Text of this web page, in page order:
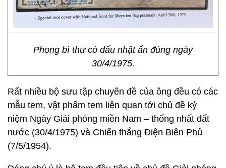
Phong bì thư có dấu nhật ấn đúng ngày
30/4/1975.
Rất nhiều bộ sưu tập chuyên đề của ông đều có các
mẫu tem, vật phẩm tem liên quan tới chủ đề kỷ
niệm Ngày Giải phóng miền Nam – thống nhất đất
nước (30/4/1975) và Chiến thắng Điện Biên Phủ
(7/5/1954).